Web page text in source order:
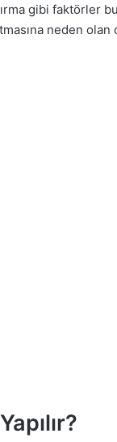
gibi faktörler
neden olan